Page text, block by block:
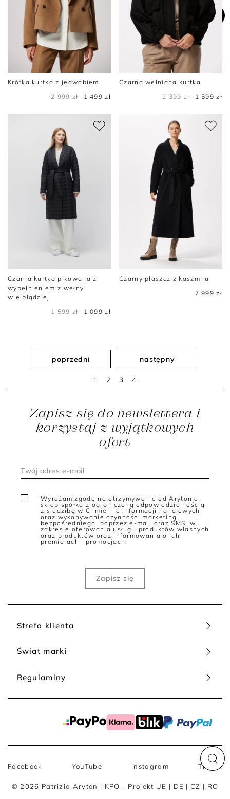
Krótka kurtka z jedwabiem
2 999 zł
1 499 zł
Czarna wełniana kurtka
2 399 zł
1 599 zł
Czarna kurtka pikowana z
wypełnieniem z wełny
wielbłądziej
1 599 zł
1 099 zł
Czarny płaszcz z kaszmiru
7 999 zł
poprzedni
1 2 3 4
następny
Strefa klienta
Świat marki
Regulaminy
Zapisz się do newslettera i
korzystaj z wyjątkowych
ofert
Wyrażam zgodę na otrzymywanie od Aryton e-
sklep spółka z ograniczoną odpowiedzialnością
z siedzibą w Chmielnie informacji handlowych
oraz wykonywanie czynności marketing
bezpośredniego poprzez e-mail oraz SMS, w
zakresie oferowania usług i produktów własnych
oraz produktów oraz informowania o ich
premierach i promocjach.
Facebook YouTube Instagram TikTok
© 2026 Patrizia Aryton | KPO - Projekt UE | DE |CZ | RO